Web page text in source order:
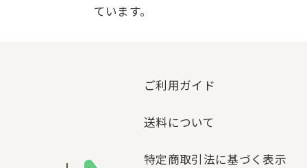
ています。
ご利用ガイド
送料について
特定商取引法に基づく表示